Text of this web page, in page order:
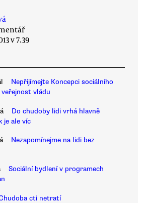
v 7.39
Nepřijímejte Koncepci sociálního
vládu
Do chudoby lidi vrhá hlavně
je ale víc
Nezapomínejme na lidi bez
Sociální bydlení v programech
cti netratí